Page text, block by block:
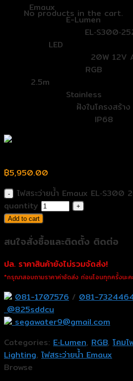
No products in the cart.
Emaux
ตระกูล (Series):E-Lumen
LED
20W 12V
RGB
2.5m
Stainless
ฝังในโครงสร้าง
IP68
฿5,950.00
ไฟสระว่ายน้ำ Emaux EL‐S300
quantity
Add to cart
สนใจสั่งซื้อและติดตั้ง ติดต่อ
ปล. ราคาสินค้ายังไม่รวมจัดส่ง!
*กรุณาสอบถามราคาค่าจัดส่ง ก่อนโอนทุกครั้งนะคะ
081-1707576 / 081-
@825sddcu
segawater9@gmail.com
Categories: E‐Lumen, RGB, โคม
Lighting, ไฟสระว่ายน้ำ Emaux
Browse